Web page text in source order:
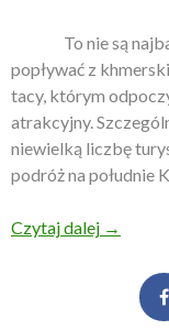
To nie są
popływać z
tacy, którym
atrakcyjny.
niewielką liczbę
podróż na południe
Czytaj dalej Kho
→